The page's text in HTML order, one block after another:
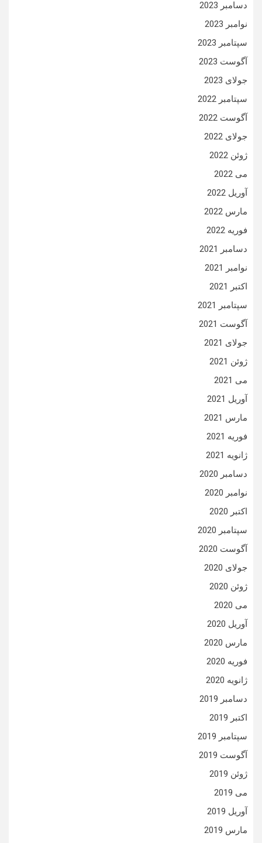
دسامبر 2023
نوامبر 2023
سپتامبر 2023
آگوست 2023
جولای 2023
سپتامبر 2022
آگوست 2022
جولای 2022
ژوئن 2022
می 2022
آوریل 2022
مارس 2022
فوریه 2022
دسامبر 2021
نوامبر 2021
اکتبر 2021
سپتامبر 2021
آگوست 2021
جولای 2021
ژوئن 2021
می 2021
آوریل 2021
مارس 2021
فوریه 2021
ژانویه 2021
دسامبر 2020
نوامبر 2020
اکتبر 2020
سپتامبر 2020
آگوست 2020
جولای 2020
ژوئن 2020
می 2020
آوریل 2020
مارس 2020
فوریه 2020
ژانویه 2020
دسامبر 2019
اکتبر 2019
سپتامبر 2019
آگوست 2019
ژوئن 2019
می 2019
آوریل 2019
مارس 2019